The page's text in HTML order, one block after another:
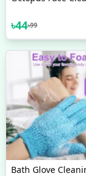
৳44৳99
Bath Glove